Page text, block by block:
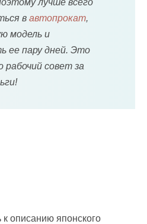
лучше всего
в автопрокат,
модель и
ее пару дней. Это
рабочий совет за
описанию японского